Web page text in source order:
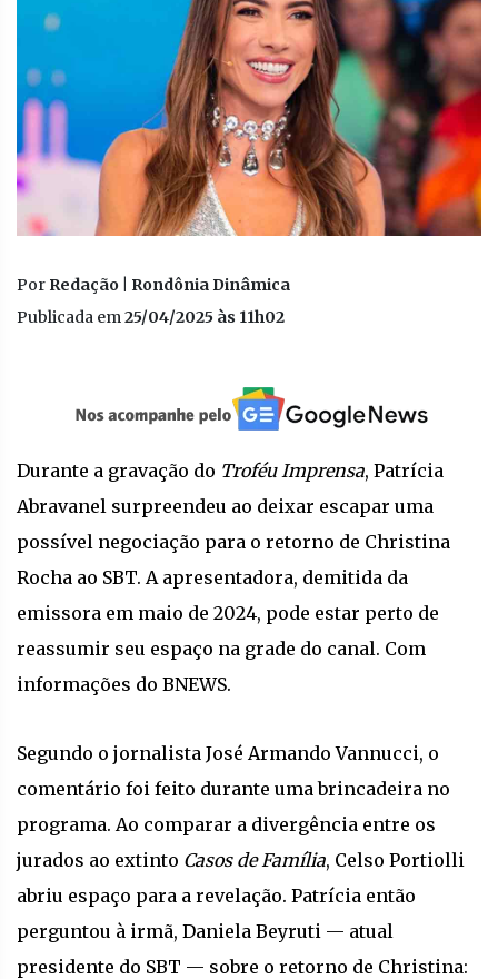
Por Redação | Rondônia Dinâmica
Publicada em25/04/2025 às 11h02
Durante a gravação do Troféu Imprensa, Patrícia
Abravanel surpreendeu ao deixar escapar uma
possível negociação para o retorno de Christina
Rocha ao SBT. A apresentadora, demitida da
emissora em maio de 2024, pode estar perto de
reassumir seu espaço na grade do canal. Com
informações do BNEWS.
Segundo o jornalista José Armando Vannucci, o
comentário foi feito durante uma brincadeira no
programa. Ao comparar a divergência entre os
jurados ao extinto Casos de Família, Celso Portiolli
abriu espaço para a revelação. Patrícia então
perguntou à irmã, Daniela Beyruti — atual
presidente do SBT — sobre o retorno de Christina: